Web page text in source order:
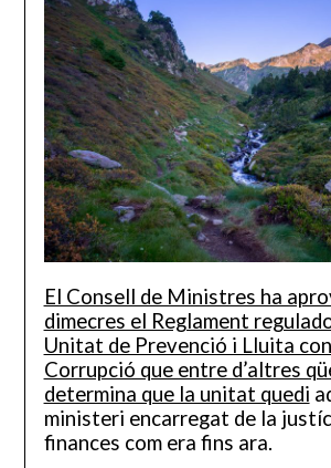
El Consell de Ministres ha
dimecres el Reglament
Unitat de Prevenció i Lluita
Corrupció que entre d’altres
determina que la unitat quedi
ministeri encarregat de la
finances com era fins ara.